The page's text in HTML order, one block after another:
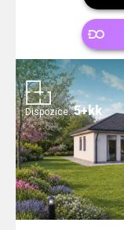
Dispozice: 5+kk